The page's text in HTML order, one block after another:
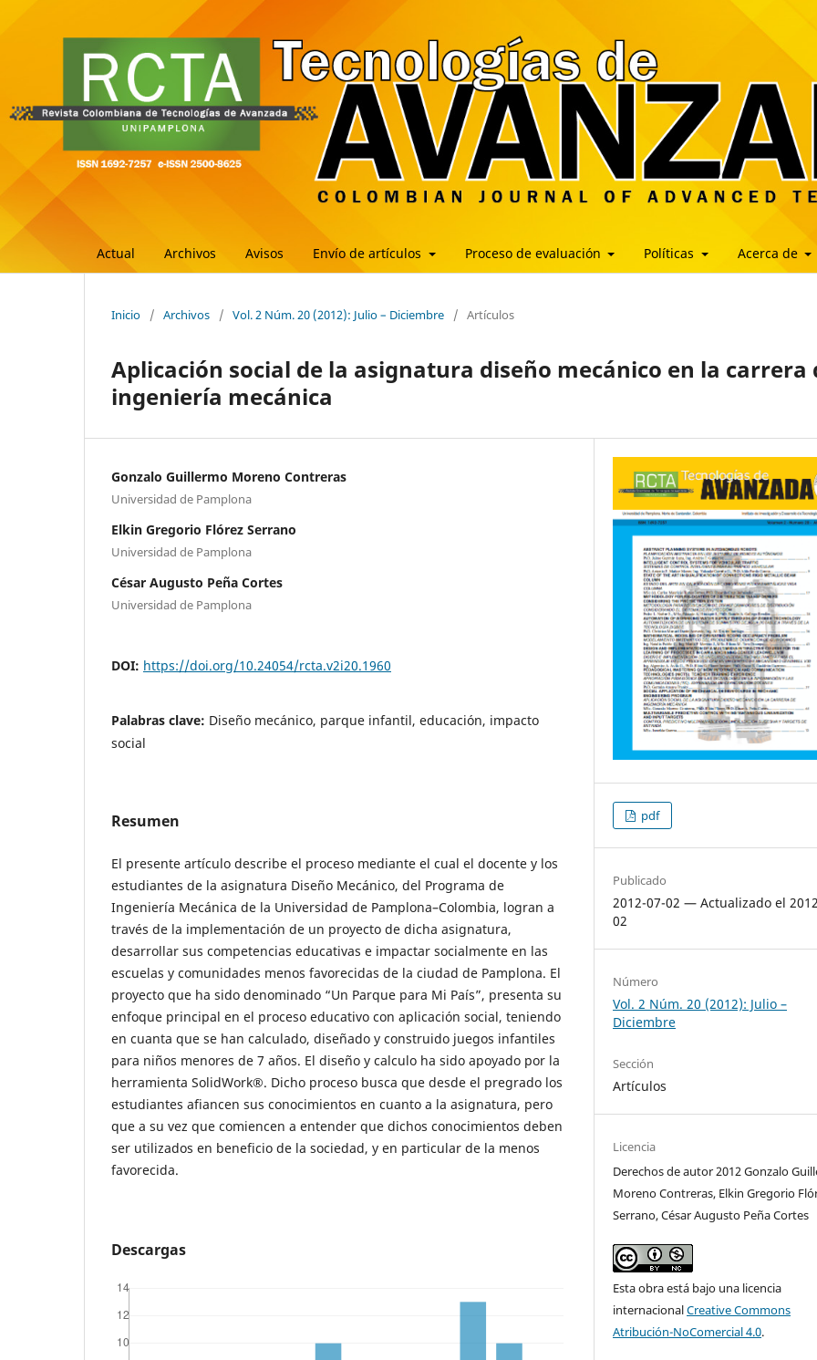
Actual Archivos Avisos Envío de artículos Proceso de evaluación Políticas Acerca de
Inicio / Archivos / Vol. 2 Núm. 20 (2012): Julio – Diciembre / Artículos
Aplicación social de la asignatura diseño mecánico en la carrera
ingeniería mecánica
Gonzalo Guillermo Moreno Contreras
Universidad de Pamplona
Elkin Gregorio Flórez Serrano
Universidad de Pamplona
César Augusto Peña Cortes
Universidad de Pamplona
DOI: https://doi.org/10.24054/rcta.v2i20.1960
Palabras clave: Diseño mecánico, parque infantil, educación, impacto
social
Resumen
El presente artículo describe el proceso mediante el cual el docente y los
estudiantes de la asignatura Diseño Mecánico, del Programa de
Ingeniería Mecánica de la Universidad de Pamplona–Colombia, logran a
través de la implementación de un proyecto de dicha asignatura,
desarrollar sus competencias educativas e impactar socialmente en las
escuelas y comunidades menos favorecidas de la ciudad de Pamplona. El
proyecto que ha sido denominado “Un Parque para Mi País”, presenta su
enfoque principal en el proceso educativo con aplicación social, teniendo
en cuanta que se han calculado, diseñado y construido juegos infantiles
para niños menores de 7 años. El diseño y calculo ha sido apoyado por la
herramienta SolidWork®. Dicho proceso busca que desde el pregrado los
estudiantes afiancen sus conocimientos en cuanto a la asignatura, pero
que a su vez que comiencen a entender que dichos conocimientos deben
ser utilizados en beneficio de la sociedad, y en particular de la menos
favorecida.
Descargas
pdf
Publicado
2012-07-02 — Actualizado el
02
Número
Vol. 2 Núm. 20 (2012): Julio –
Diciembre
Sección
Artículos
Licencia
Derechos de autor 2012 Gonzalo
Moreno Contreras, Elkin Gregorio
Serrano, César Augusto Peña Cortes
Esta obra está bajo una licencia
internacionalCreative Commons
Atribución-NoComercial 4.0.